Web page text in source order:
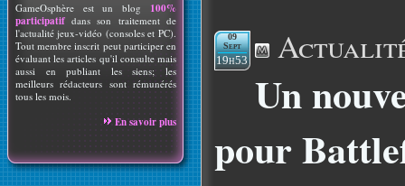
GameOsphère est un blog 100%
participatif dans son traitement de
l'actualité jeux-vidéo (consoles et PC).
Tout membre inscrit peut participer en
évaluant les articles qu'il consulte mais
aussi en publiant les siens; les
meilleurs rédacteurs sont rémunérés
tous les mois.
En savoir plus
09
Sept
19h53
Un
pour